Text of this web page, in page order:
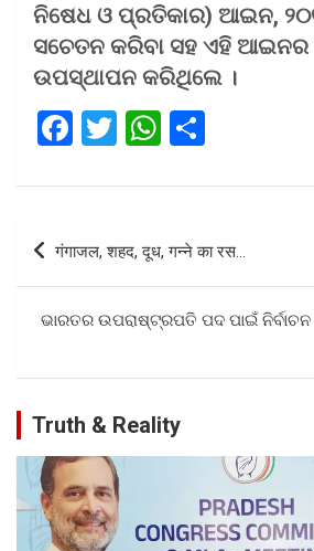
ନିଷେଧ ଓ ପ୍ରତିକାର) ଆଇନ,
ସଚେତନ କରିବା ସହ ଏହି ଆଇନର
ଉପସ୍ଥାପନ କରିଥିଲେ ।
F
ce
o
o
k
T
tt
W
at
A
p
p
ar
Post
navigation
गंगाजल, शहद, दूध, गन्ने का रस…
ଭାରତର ଉପରାଷ୍ଟ୍ରପତି ପଦ ପାଇଁ
Truth & Reality